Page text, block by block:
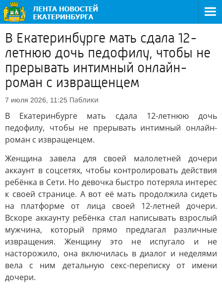
В Екатеринбурге мать сдала 12-
летнюю дочь педофилу, чтобы не
прерывать интимный онлайн-
роман с извращенцем
7 июля 2026, 11:25 Паблики
В Екатеринбурге мать сдала 12-летнюю дочь
педофилу, чтобы не прерывать интимный онлайн-
роман с извращенцем.
Женщина завела для своей малолетней дочери
аккаунт в соцсетях, чтобы контролировать действия
ребёнка в Сети. Но девочка быстро потеряла интерес
к своей странице. А вот её мать продолжила сидеть
на платформе от лица своей 12-летней дочери.
Вскоре аккаунту ребёнка стал написывать взрослый
мужчина, который прямо предлагал различные
извращения. Женщину это не испугало и не
насторожило, она включилась в диалог и неделями
вела с ним детальную секс-переписку от имени
дочери.